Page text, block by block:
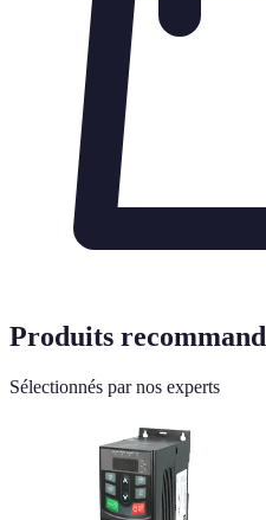
Produits
Sélectionnés par nos experts